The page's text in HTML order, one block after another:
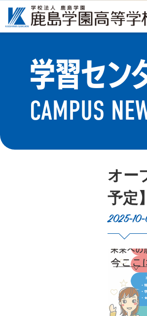
学習セン
CAMPUS
オー
予定】
2025-